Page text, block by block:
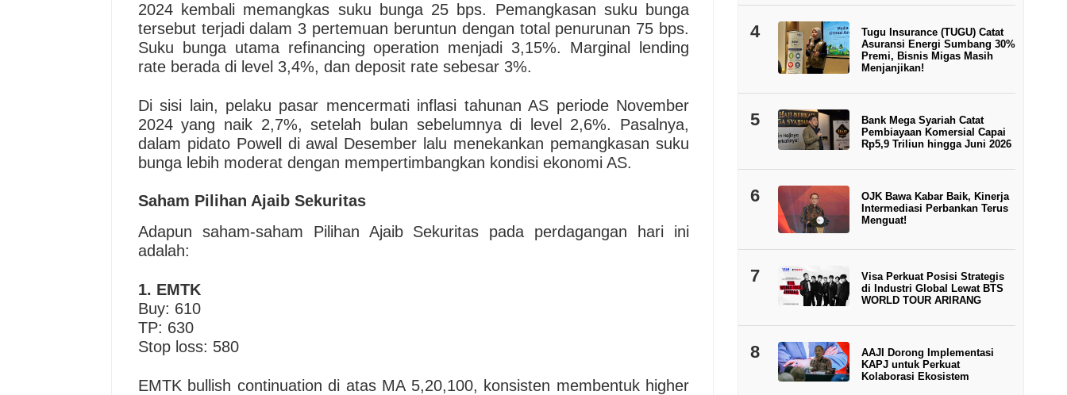
2024 kembali memangkas suku bunga 25 bps. Pemangkasan suku bunga
tersebut terjadi dalam 3 pertemuan beruntun dengan total penurunan 75 bps.
Suku bunga utama refinancing operation menjadi 3,15%. Marginal lending
rate berada di level 3,4%, dan deposit rate sebesar 3%.
Di sisi lain, pelaku pasar mencermati inflasi tahunan AS periode November
2024 yang naik 2,7%, setelah bulan sebelumnya di level 2,6%. Pasalnya,
dalam pidato Powell di awal Desember lalu menekankan pemangkasan suku
bunga lebih moderat dengan mempertimbangkan kondisi ekonomi AS.
Saham Pilihan Ajaib Sekuritas
Adapun saham-saham Pilihan Ajaib Sekuritas pada perdagangan hari ini
adalah:
1. EMTK
Buy: 610
TP: 630
Stop loss: 580
EMTK bullish continuation di atas MA 5,20,100, konsisten membentuk higher
4
Tugu Insurance (TUGU) Catat
Asuransi Energi Sumbang 30%
Premi, Bisnis Migas Masih
Menjanjikan!
5
Bank Mega Syariah Catat
Pembiayaan Komersial Capai
Rp5,9 Triliun hingga Juni 2026
6
OJK Bawa Kabar Baik, Kinerja
Intermediasi Perbankan Terus
Menguat!
7
Visa Perkuat Posisi Strategis
di Industri Global Lewat BTS
WORLD TOUR ARIRANG
8
AAJI Dorong Implementasi
KAPJ untuk Perkuat
Kolaborasi Ekosistem